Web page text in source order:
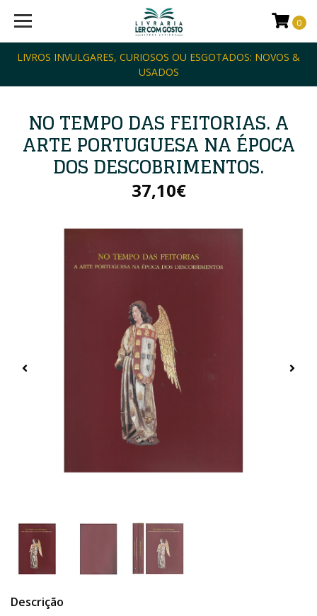
LIVROS INVULGARES, CURIOSOS OU ESGOTADOS: NOVOS &
USADOS
0
NO TEMPO DAS FEITORIAS. A
ARTE PORTUGUESA NA ÉPOCA
DOS DESCOBRIMENTOS.
37,10€
Descrição